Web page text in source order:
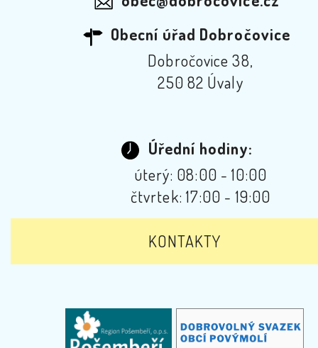
Obecní úřad Dobročovice
Dobročovice 38,
250 82 Úvaly
Úřední hodiny:
úterý: 08:00 - 10:00
čtvrtek: 17:00 - 19:00
KONTAKTY